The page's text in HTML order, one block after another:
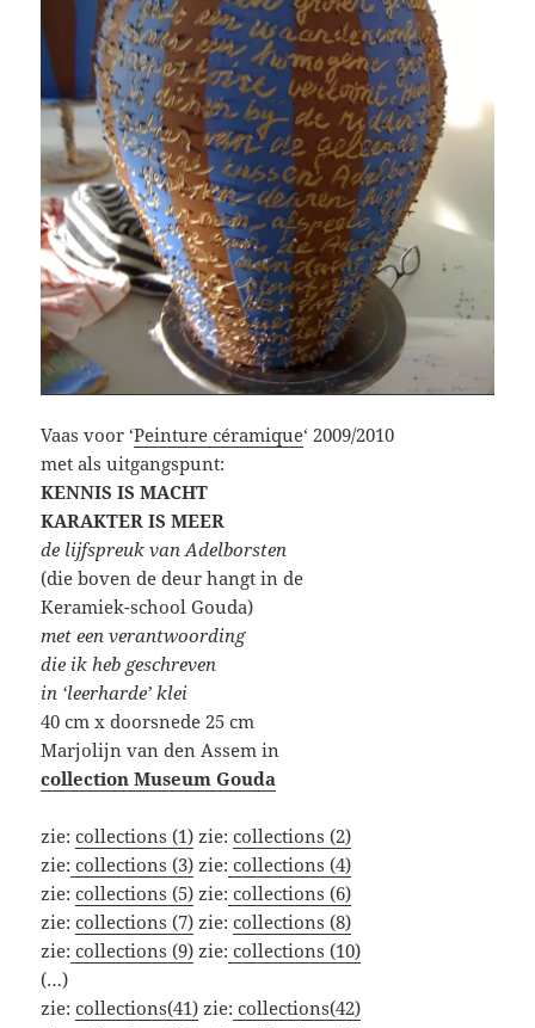
Vaas voor ‘Peinture céramique‘ 2009/2010
met als uitgangspunt:
KENNIS IS MACHT
KARAKTER IS MEER
de lijfspreuk van Adelborsten
(die boven de deur hangt in de
Keramiek-school Gouda)
met een verantwoording
die ik heb geschreven
in ‘leerharde’ klei
40 cm x doorsnede 25 cm
Marjolijn van den Assem in
collection Museum Gouda
zie:collections (1) zie:collections (2)
zie: collections (3) zie: collections (4)
zie:collections (5) zie: collections (6)
zie:collections (7) zie:collections (8)
zie: collections (9) zie: collections (10)
(…)
zie:collections(41) zie: collections(42)